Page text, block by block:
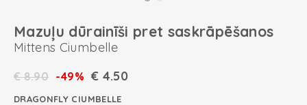
Mazuļu dūrainīši pret saskrāpēšanos
Mittens Ciumbelle
€8.90 -49% € 4.50
DRAGONFLY CIUMBELLE